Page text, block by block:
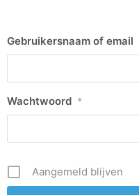
Gebruikersnaam of email
Wachtwoord *
Aangemeld blijven